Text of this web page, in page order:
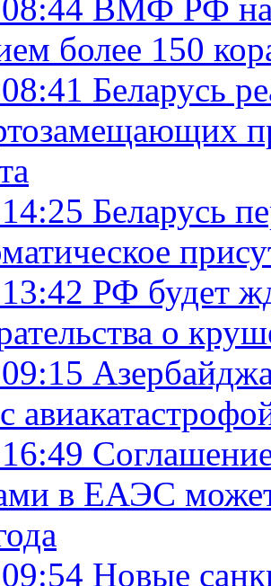
ВМФ РФ
более 150
Беларусь
Беларусь
РФ будет
о
в ЕАЭС
Новые